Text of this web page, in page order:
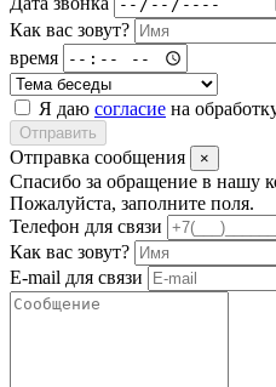
Как вас зовут?
время
Я даю согласие на
Отправить
Отправка сообщения ×
Спасибо за обращение в нашу
Пожалуйста, заполните поля.
Телефон для связи
Как вас зовут?
E-mail для связи